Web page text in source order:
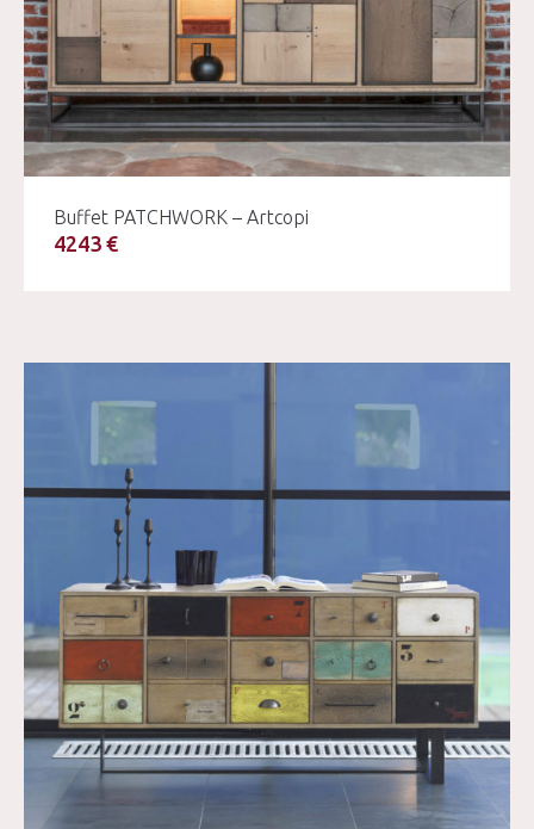
Buffet PATCHWORK – Artcopi
4243 €